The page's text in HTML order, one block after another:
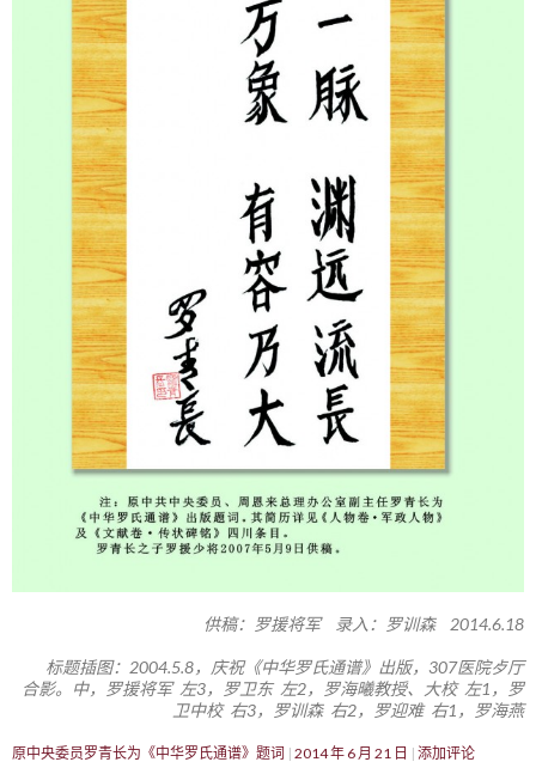
供稿：罗援将军 录入：罗训森 2014.6.18
标题插图：2004.5.8，庆祝《中华罗氏通谱》出版，307医院歺厅
合影。中，罗援将军 左3，罗卫东 左2，罗海曦教授、大校 左1，罗
卫中校 右3，罗训森 右2，罗迎难 右1，罗海燕
原中央委员罗青长为《中华罗氏通谱》题词 2014 年 6 月 21 日 添加评论